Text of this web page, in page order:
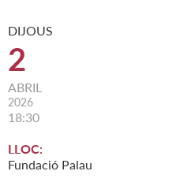
DIJOUS
2
ABRIL
2026
18:30
LLOC:
Fundació Palau